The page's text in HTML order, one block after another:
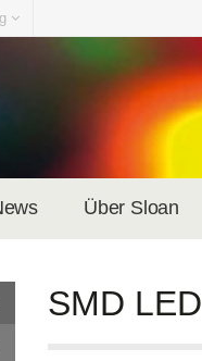
Über Sloan
SMD LED